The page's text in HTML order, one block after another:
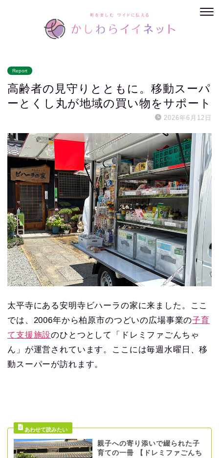
Report
高齢者の見守りとともに。移動スーパ
ーとくし丸が地域の買い物をサポート
2026年6月12日
太平寺にある安明寺ビハーラの家に来ました。ここ
では、2006年から柏原市のつどいの広場事業の子育
て支援施設のひとつとして「ドレミファごんちゃ
ん」が運営されています。ここには毎週水曜日、移
動スーパーが訪れます。
親子への寄り添いで綴られた子
育ての一冊 【ドレミファごんち